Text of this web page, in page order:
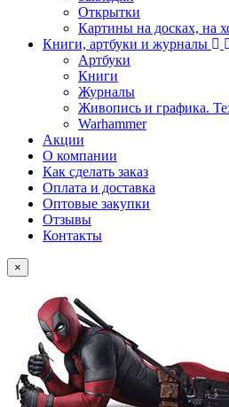
Открытки
Картины на досках, на
Книги, артбуки и журналы
Артбуки
Книги
Журналы
Живопись и графика.
Warhammer
Акции
О компании
Как сделать заказ
Оплата и доставка
Оптовые закупки
Отзывы
Контакты
×